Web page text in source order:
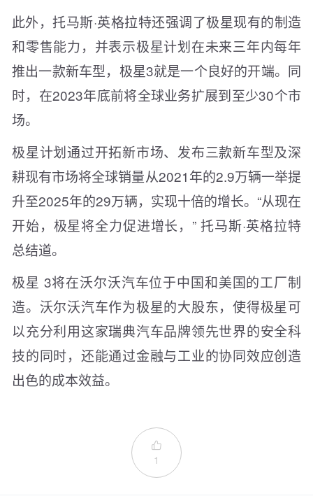
此外，托马斯·英格拉特还强调了极星现有的制造
和零售能力，并表示极星计划在未来三年内每年
推出一款新车型，极星3就是一个良好的开端。同
时，在2023年底前将全球业务扩展到至少30个市
场。
极星计划通过开拓新市场、发布三款新车型及深
耕现有市场将全球销量从2021年的2.9万辆一举提
升至2025年的29万辆，实现十倍的增长。“从现在
开始，极星将全力促进增长，” 托马斯·英格拉特
总结道。
极星 3将在沃尔沃汽车位于中国和美国的工厂制
造。沃尔沃汽车作为极星的大股东，使得极星可
以充分利用这家瑞典汽车品牌领先世界的安全科
技的同时，还能通过金融与工业的协同效应创造
出色的成本效益。

1